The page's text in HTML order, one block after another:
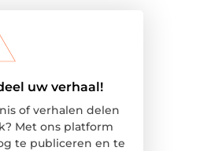
uw verhaal!
of verhalen delen
Met ons platform
te publiceren en te